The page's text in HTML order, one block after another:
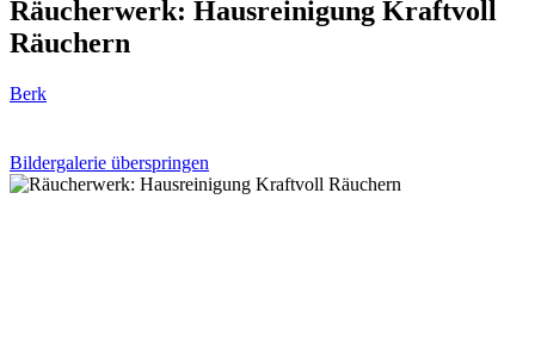
Räucherwerk: Hausreinigung Kraftvoll
Räuchern
Berk
Bildergalerie überspringen